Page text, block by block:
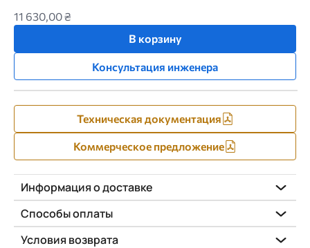
11 630,00 ₴
В корзину
Консультация инженера
Техническая документация
Коммерческое предложение
Информация о доставке
Способы оплаты
Условия возврата